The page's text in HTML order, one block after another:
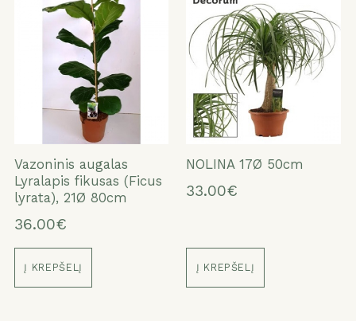
Vazoninis augalas
Lyralapis fikusas (Ficus
lyrata), 21Ø 80cm
36.00€
Į KREPŠELĮ
NOLINA 17Ø 50cm
33.00€
Į KREPŠELĮ